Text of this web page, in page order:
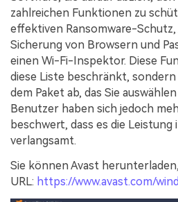
zahlreichen Funktionen zu
effektiven Ransomware-
Sicherung von Browsern und
einen Wi-Fi-Inspektor. Diese
diese Liste beschränkt,
dem Paket ab, das Sie
Benutzer haben sich jedoch
beschwert, dass es die
verlangsamt.
Sie können Avast
URL: https://www.avast.com/